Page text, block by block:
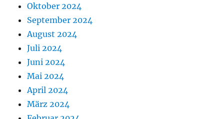
Oktober 2024
September 2024
August 2024
Juli 2024
Juni 2024
Mai 2024
April 2024
März 2024